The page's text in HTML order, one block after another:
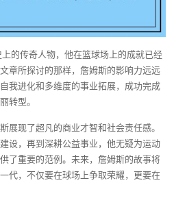
的传奇人物，他在篮球场上的成就已经
章所探讨的那样，詹姆斯的影响力远远
我进化和多维度的事业拓展，成功完成
转型。
展现了超凡的商业才智和社会责任感。
设，再到深耕公益事业，他无疑为运动
了重要的范例。未来，詹姆斯的故事将
代，不仅要在球场上争取荣耀，更要在